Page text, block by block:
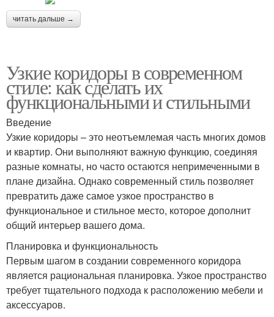
читать дальше →
Узкие коридоры в современном
стиле: как сделать их
функциональными и стильными
Введение
Узкие коридоры – это неотъемлемая часть многих домов
и квартир. Они выполняют важную функцию, соединяя
разные комнаты, но часто остаются непримеченными в
плане дизайна. Однако современный стиль позволяет
превратить даже самое узкое пространство в
функциональное и стильное место, которое дополнит
общий интерьер вашего дома.
Планировка и функциональность
Первым шагом в создании современного коридора
является рациональная планировка. Узкое пространство
требует тщательного подхода к расположению мебели и
аксессуаров.